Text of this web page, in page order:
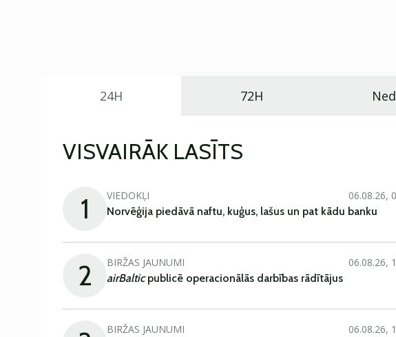
24H 72H
VISVAIRĀK LASĪTS
1 VIEDOKĻI
06.08.26,
Norvēģija piedāvā naftu, kuģus, lašus un pat kādu banku
2 BIRŽAS JAUNUMI
06.08.26,
airBalticpublicē operacionālās darbības rādītājus
BIRŽAS JAUNUMI 06.08.26,